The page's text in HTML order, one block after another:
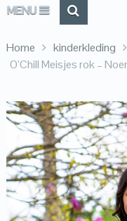
MENU
Home kinderkleding
O’Chill Meisjes rok –